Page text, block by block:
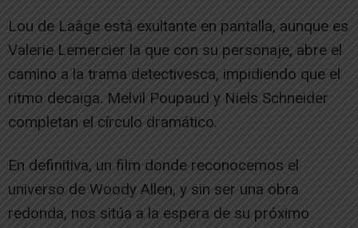
Lou de Laâge está exultante en pantalla, aunque es
Valerie Lemercier la que con su personaje, abre el
camino a la trama detectivesca, impidiendo que el
ritmo decaiga. Melvil Poupaud y Niels Schneider
completan el círculo dramático.
En definitiva, un film donde reconocemos el
universo de Woody Allen, y sin ser una obra
redonda, nos sitúa a la espera de su próximo